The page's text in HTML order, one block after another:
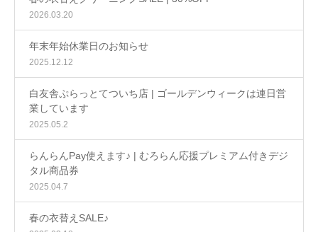
2026.03.20
年末年始休業日のお知らせ
2025.12.12
白友舎ぷらっとてついち店 | ゴールデンウィークは連日営
業しています
2025.05.2
らんらんPay使えます♪ | むろらん応援プレミアム付きデジ
タル商品券
2025.04.7
春の衣替えSALE♪